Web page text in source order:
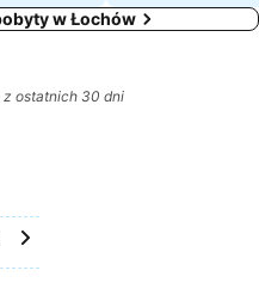
w Łochów
ostatnich 30 dni